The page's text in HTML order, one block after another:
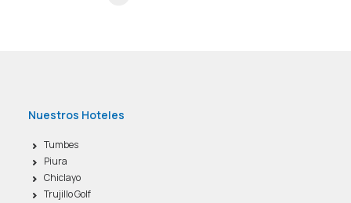
Nuestros Hoteles
Tumbes
Piura
Chiclayo
Trujillo Golf